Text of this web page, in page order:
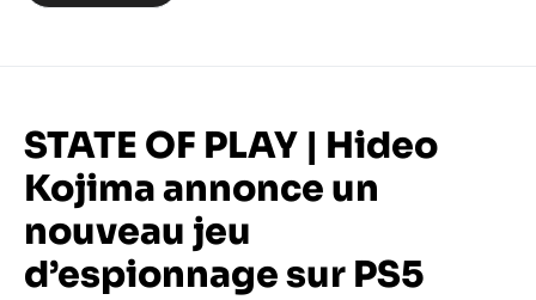
STATE OF PLAY | Hideo
Kojima annonce un
nouveau jeu
d’espionnage sur PS5